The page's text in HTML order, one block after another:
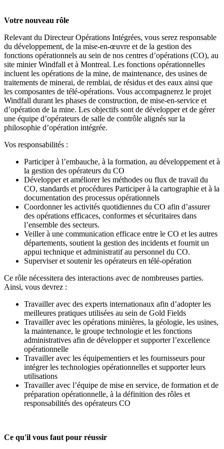
Votre nouveau rôle
Relevant du Directeur Opérations Intégrées, vous serez responsable
du développement, de la mise-en-œuvre et de la gestion des
fonctions opérationnels au sein de nos centres d’opérations (CO), au
site minier Windfall et à Montreal. Les fonctions opérationnelles
incluent les opérations de la mine, de maintenance, des usines de
traitements de minerai, de remblai, de résidus et des eaux ainsi que
les composantes de télé-opérations. Vous accompagnerez le projet
Windfall durant les phases de construction, de mise-en-service et
d’opération de la mine. Les objectifs sont de développer et de gérer
une équipe d’opérateurs de salle de contrôle alignés sur la
philosophie d’opération intégrée.
Vos responsabilités :
Participer à l’embauche, à la formation, au développement et à
la gestion des opérateurs du CO
Développer et améliorer les méthodes ou flux de travail du
CO, standards et procédures Participer à la cartographie et à la
documentation des processus opérationnels
Coordonner les activités quotidiennes du CO afin d’assurer
des opérations efficaces, conformes et sécuritaires dans
l’ensemble des secteurs.
Veiller à une communication efficace entre le CO et les autres
départements, soutient la gestion des incidents et fournit un
appui technique et administratif au personnel du CO.
Superviser et soutenir les opérateurs en télé-opération
Ce rôle nécessitera des interactions avec de nombreuses parties.
Ainsi, vous devrez :
Travailler avec des experts internationaux afin d’adopter les
meilleures pratiques utilisées au sein de Gold Fields
Travailler avec les opérations minières, la géologie, les usines,
la maintenance, le groupe technologie et les fonctions
administratives afin de développer et supporter l’excellence
opérationnelle
Travailler avec les équipementiers et les fournisseurs pour
intégrer les technologies opérationnelles et supporter leurs
utilisations
Travailler avec l’équipe de mise en service, de formation et de
préparation opérationnelle, à la définition des rôles et
responsabilités des opérateurs CO
Ce qu'il vous faut pour réussir